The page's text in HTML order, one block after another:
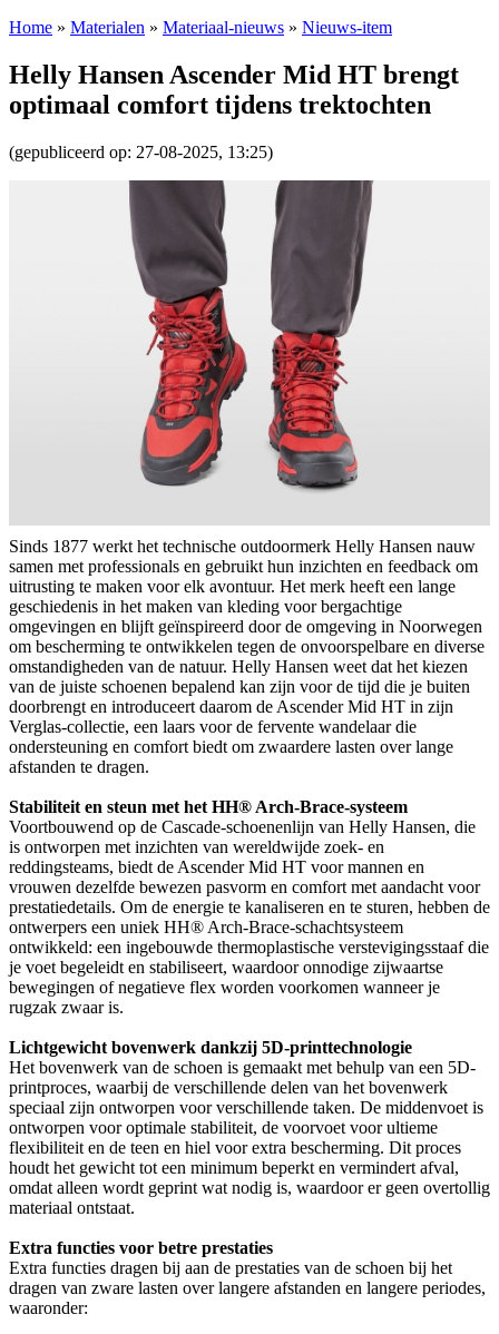
Home » Materialen » Materiaal-nieuws » Nieuws-item
Helly Hansen Ascender Mid HT brengt
optimaal comfort tijdens trektochten
(gepubliceerd op: 27-08-2025, 13:25)
Sinds 1877 werkt het technische outdoormerk Helly Hansen nauw
samen met professionals en gebruikt hun inzichten en feedback om
uitrusting te maken voor elk avontuur. Het merk heeft een lange
geschiedenis in het maken van kleding voor bergachtige
omgevingen en blijft geïnspireerd door de omgeving in Noorwegen
om bescherming te ontwikkelen tegen de onvoorspelbare en diverse
omstandigheden van de natuur. Helly Hansen weet dat het kiezen
van de juiste schoenen bepalend kan zijn voor de tijd die je buiten
doorbrengt en introduceert daarom de Ascender Mid HT in zijn
Verglas-collectie, een laars voor de fervente wandelaar die
ondersteuning en comfort biedt om zwaardere lasten over lange
afstanden te dragen.
Stabiliteit en steun met het HH® Arch-Brace-systeem
Voortbouwend op de Cascade-schoenenlijn van Helly Hansen, die
is ontworpen met inzichten van wereldwijde zoek- en
reddingsteams, biedt de Ascender Mid HT voor mannen en
vrouwen dezelfde bewezen pasvorm en comfort met aandacht voor
prestatiedetails. Om de energie te kanaliseren en te sturen, hebben de
ontwerpers een uniek HH® Arch-Brace-schachtsysteem
ontwikkeld: een ingebouwde thermoplastische verstevigingsstaaf die
je voet begeleidt en stabiliseert, waardoor onnodige zijwaartse
bewegingen of negatieve flex worden voorkomen wanneer je
rugzak zwaar is.
Lichtgewicht bovenwerk dankzij 5D-printtechnologie
Het bovenwerk van de schoen is gemaakt met behulp van een 5D-
printproces, waarbij de verschillende delen van het bovenwerk
speciaal zijn ontworpen voor verschillende taken. De middenvoet is
ontworpen voor optimale stabiliteit, de voorvoet voor ultieme
flexibiliteit en de teen en hiel voor extra bescherming. Dit proces
houdt het gewicht tot een minimum beperkt en vermindert afval,
omdat alleen wordt geprint wat nodig is, waardoor er geen overtollig
materiaal ontstaat.
Extra functies voor betre prestaties
Extra functies dragen bij aan de prestaties van de schoen bij het
dragen van zware lasten over langere afstanden en langere periodes,
waaronder: